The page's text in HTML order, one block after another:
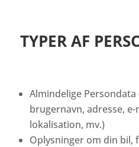
TYPER AF
Almindelige
brugernavn, adresse,
lokalisation, mv.)
Oplysninger om din bil,